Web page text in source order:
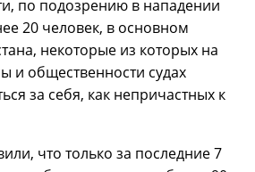
по подозрению в нападении
20 человек, в основном
некоторые из которых на
и общественности судах
за себя, как непричастных к
что только за последние 7